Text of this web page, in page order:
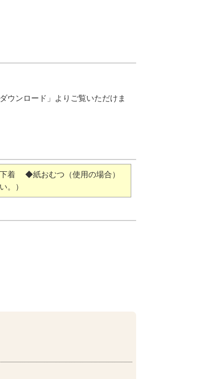
ウンロード」よりご覧いただけま
◆紙おむつ（使用の場合）
。）